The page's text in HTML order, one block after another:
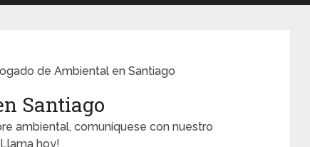
de Ambiental en Santiago
Santiago
ambiental, comuníquese con nuestro
hoy!